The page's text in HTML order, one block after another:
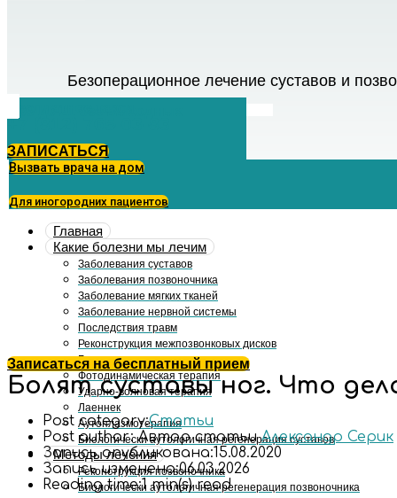
Безоперационное лечение суставов и
+7 (812) 765-03-83
ЗАПИСАТЬСЯ
Вызвать врача на дом
Для иногородних пациентов
Главная
Какие болезни мы лечим
Заболевания суставов
Заболевания позвоночника
Заболевание мягких тканей
Заболевание нервной системы
Последствия травм
Реконструкция межпозвонковых дисков
Биоимплант
Фотодинамическая терапия
Ударно-волновая терапия
Лаеннек
Аутоплазмотерапия
Биологически аутологичная регенерация суставов
Методы лечения
Реконструкция позвоночника
Биологически аутологичная регенерация позвоночника
Записаться на бесплатный прием
Болят суставы ног. Что
Post category:Статьи
Post author:Автор статьиАлександр Серик
Запись опубликована:15.08.2020
Запись изменена:06.03.2026
Reading time:1 min(s) read